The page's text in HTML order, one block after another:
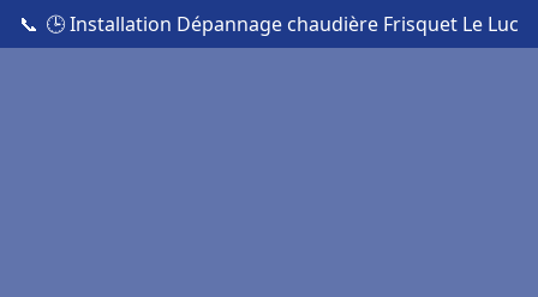
📞 🕒 Installation Dépannage chaudière Frisquet Le Luc